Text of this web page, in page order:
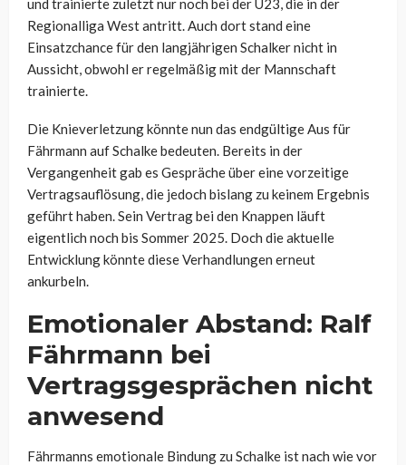
und trainierte zuletzt nur noch bei der U23, die in der
Regionalliga West antritt. Auch dort stand eine
Einsatzchance für den langjährigen Schalker nicht in
Aussicht, obwohl er regelmäßig mit der Mannschaft
trainierte.
Die Knieverletzung könnte nun das endgültige Aus für
Fährmann auf Schalke bedeuten. Bereits in der
Vergangenheit gab es Gespräche über eine vorzeitige
Vertragsauflösung, die jedoch bislang zu keinem Ergebnis
geführt haben. Sein Vertrag bei den Knappen läuft
eigentlich noch bis Sommer 2025. Doch die aktuelle
Entwicklung könnte diese Verhandlungen erneut
ankurbeln.
Emotionaler Abstand: Ralf
Fährmann bei
Vertragsgesprächen nicht
anwesend
Fährmanns emotionale Bindung zu Schalke ist nach wie vor